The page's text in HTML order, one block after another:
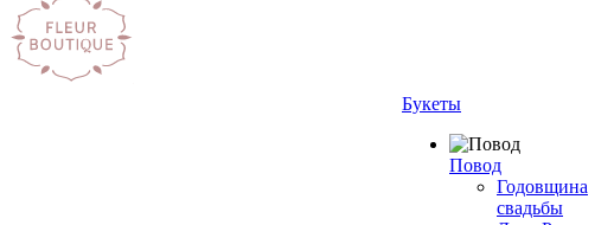
Букеты
Повод
Годовщина
свадьбы